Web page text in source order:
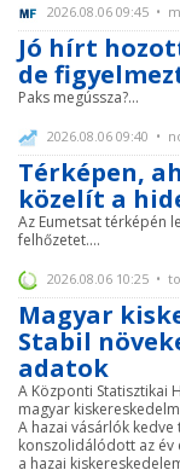
2026.08.06 09:45 •
Jó hírt
de
Paks megússza?...
2026.08.06 09:40 •
Térképen,
közelít a
Az Eumetsat térképén
felhőzetet....
2026.08.06 10:25 •
Magyar
Stabil
adatok
A Központi Statisztikai
magyar
A hazai vásárlók
konszolidálódott az év
a hazai